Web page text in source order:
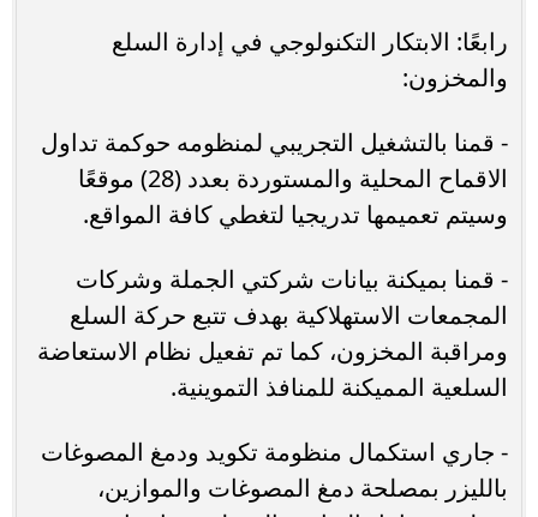
رابعًا: الابتكار التكنولوجي في إدارة السلع
والمخزون:
- قمنا بالتشغيل التجريبي لمنظومه حوكمة تداول
الاقماح المحلية والمستوردة بعدد (28) موقعًا
وسيتم تعميمها تدريجيا لتغطي كافة المواقع.
- قمنا بميكنة بيانات شركتي الجملة وشركات
المجمعات الاستهلاكية بهدف تتبع حركة السلع
ومراقبة المخزون، كما تم تفعيل نظام الاستعاضة
السلعية المميكنة للمنافذ التموينية.
- جاري استكمال منظومة تكويد ودمغ المصوغات
بالليزر بمصلحة دمغ المصوغات والموازين،